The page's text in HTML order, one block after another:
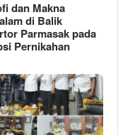
dan Makna
di Balik
Parmasak pada
Pernikahan